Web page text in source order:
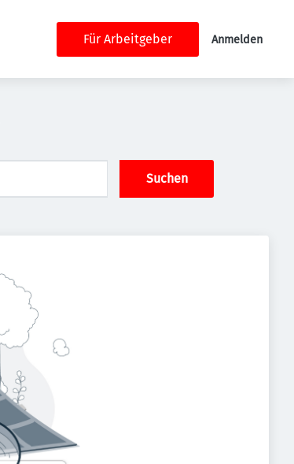
Für Arbeitgeber Anmelden
Suchen